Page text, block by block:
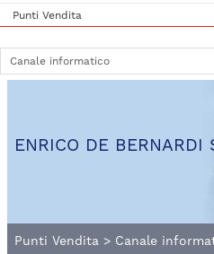
Punti Vendita
ENRICO DE BERNARDI
Punti Vendita > Canale